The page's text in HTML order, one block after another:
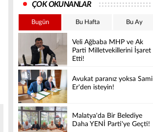
ÇOK OKUNANLAR
Bugün Bu Hafta Bu Ay
Veli Ağbaba MHP ve Ak
Parti Milletvekillerini İşaret
Etti!
Avukat paranız yoksa Sami
Er'den isteyin!
Malatya'da Bir Belediye
Daha YENİ Parti'ye Geçti!